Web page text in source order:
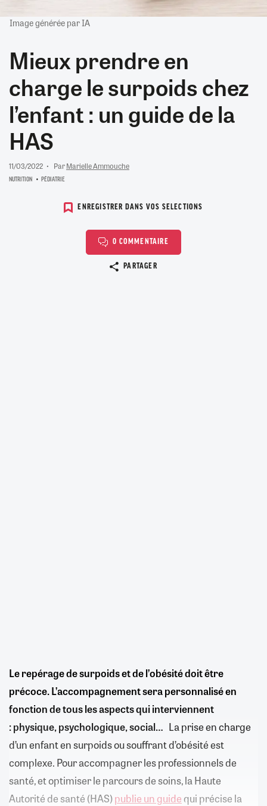
Image générée par IA
Mieux prendre en
charge le surpoids chez
l’enfant : un guide de la
HAS
11/03/2022 ParMarielle Ammouche
NUTRITION PÉDIATRIE
ENREGISTRER DANS VOS SELECTIONS
0 COMMENTAIRE
PARTAGER
Le repérage de surpoids et de l’obésité doit être
précoce. L’accompagnement sera personnalisé en
fonction de tous les aspects qui interviennent
: physique, psychologique, social… La prise en charge
d’un enfant en surpoids ou souffrant d’obésité est
complexe. Pour accompagner les professionnels de
santé, et optimiser le parcours de soins, la Haute
Autorité de santé (HAS)publie un guidequi précise la